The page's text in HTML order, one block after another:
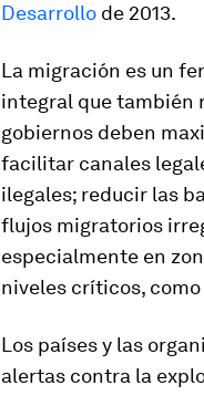
Desarrollo de 2013.
La migración es un
integral que también
gobiernos deben
facilitar canales
ilegales; reducir las
flujos migratorios
especialmente en
niveles críticos,
Los países y las
alertas contra la